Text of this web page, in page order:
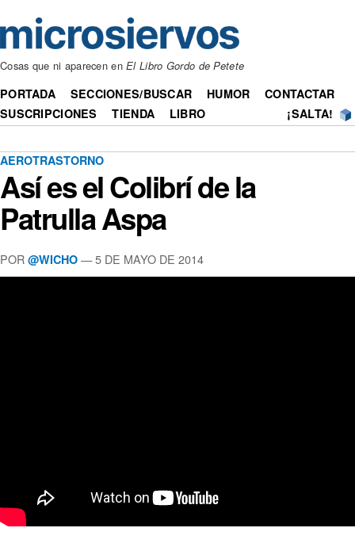
Cosas que ni aparecen enEl Libro Gordo de Petete
PORTADA SECCIONES/BUSCAR HUMOR
CONTACTAR
SUSCRIPCIONES
TIENDA LIBRO ¡SALTA!
AEROTRASTORNO
Así es el Colibrí de la
Patrulla Aspa
POR @WICHO — 5 DE MAYO DE 2014